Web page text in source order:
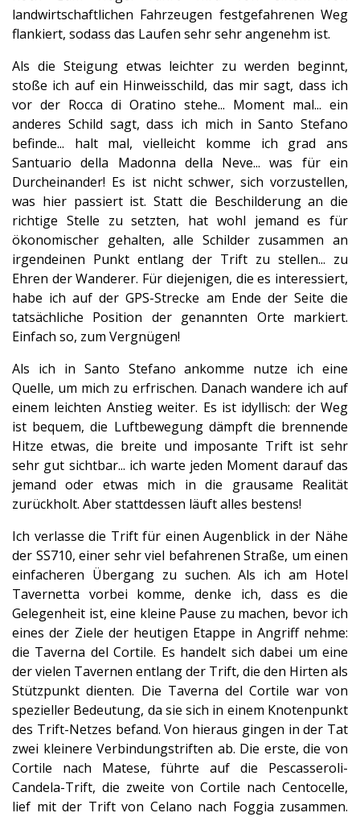
landwirtschaftlichen Fahrzeugen festgefahrenen Weg
flankiert, sodass das Laufen sehr sehr angenehm ist.
Als die Steigung etwas leichter zu werden beginnt,
stoße ich auf ein Hinweisschild, das mir sagt, dass ich
vor der Rocca di Oratino stehe... Moment mal... ein
anderes Schild sagt, dass ich mich in Santo Stefano
befinde... halt mal, vielleicht komme ich grad ans
Santuario della Madonna della Neve... was für ein
Durcheinander! Es ist nicht schwer, sich vorzustellen,
was hier passiert ist. Statt die Beschilderung an die
richtige Stelle zu setzten, hat wohl jemand es für
ökonomischer gehalten, alle Schilder zusammen an
irgendeinen Punkt entlang der Trift zu stellen... zu
Ehren der Wanderer. Für diejenigen, die es interessiert,
habe ich auf der GPS-Strecke am Ende der Seite die
tatsächliche Position der genannten Orte markiert.
Einfach so, zum Vergnügen!
Als ich in Santo Stefano ankomme nutze ich eine
Quelle, um mich zu erfrischen. Danach wandere ich auf
einem leichten Anstieg weiter. Es ist idyllisch: der Weg
ist bequem, die Luftbewegung dämpft die brennende
Hitze etwas, die breite und imposante Trift ist sehr
sehr gut sichtbar... ich warte jeden Moment darauf das
jemand oder etwas mich in die grausame Realität
zurückholt. Aber stattdessen läuft alles bestens!
Ich verlasse die Trift für einen Augenblick in der Nähe
der SS710, einer sehr viel befahrenen Straße, um einen
einfacheren Übergang zu suchen. Als ich am Hotel
Tavernetta vorbei komme, denke ich, dass es die
Gelegenheit ist, eine kleine Pause zu machen, bevor ich
eines der Ziele der heutigen Etappe in Angriff nehme:
die Taverna del Cortile. Es handelt sich dabei um eine
der vielen Tavernen entlang der Trift, die den Hirten als
Stützpunkt dienten. Die Taverna del Cortile war von
spezieller Bedeutung, da sie sich in einem Knotenpunkt
des Trift-Netzes befand. Von hieraus gingen in der Tat
zwei kleinere Verbindungstriften ab. Die erste, die von
Cortile nach Matese, führte auf die Pescasseroli-
Candela-Trift, die zweite von Cortile nach Centocelle,
lief mit der Trift von Celano nach Foggia zusammen.